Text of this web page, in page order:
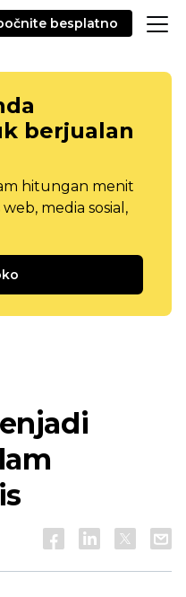
besplatno
berjualan
hitungan menit
media sosial,